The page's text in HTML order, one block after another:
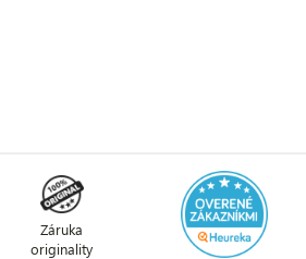
Záruka
originality